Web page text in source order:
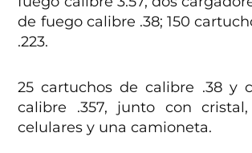
de fuego calibre .38; 150
.223.
25 cartuchos de calibre .38 y
calibre .357, junto con
celulares y una camioneta.